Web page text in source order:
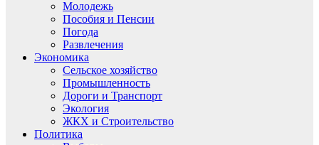
Молодежь
Пособия и Пенсии
Погода
Развлечения
Экономика
Сельское хозяйство
Промышленность
Дороги и Транспорт
Экология
ЖКХ и Строительство
Политика